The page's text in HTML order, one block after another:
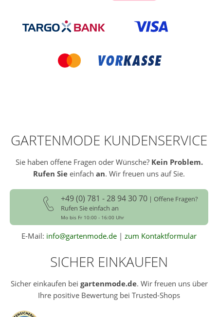
GARTENMODE KUNDENSERVICE
Sie haben offene Fragen oder Wünsche? Kein Problem.
Rufen Sie einfach an. Wir freuen uns auf Sie.
+49 (0) 781 - 28 94 30 70 | Offene Fragen?
Rufen Sie einfach an
Mo bis Fr 10:00 - 16:00 Uhr
E-Mail: info@gartenmode.de | zum Kontaktformular
SICHER EINKAUFEN
Sicher einkaufen bei gartenmode.de. Wir freuen uns über
Ihre positive Bewertung bei Trusted-Shops